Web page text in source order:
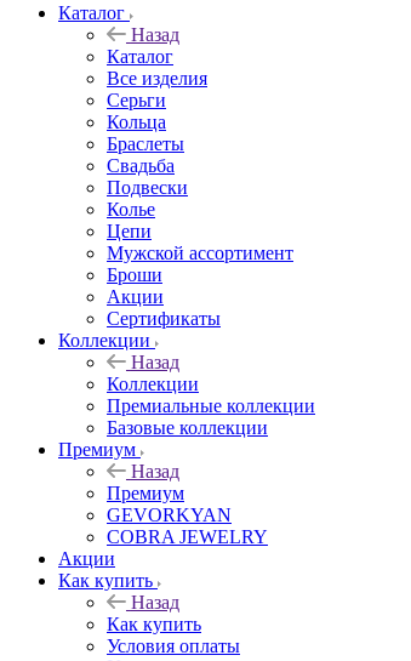
Каталог
Назад
Каталог
Все изделия
Серьги
Кольца
Браслеты
Свадьба
Подвески
Колье
Цепи
Мужской ассортимент
Броши
Акции
Сертификаты
Коллекции
Назад
Коллекции
Премиальные коллекции
Базовые коллекции
Премиум
Назад
Премиум
GEVORKYAN
COBRA JEWELRY
Акции
Как купить
Назад
Как купить
Условия оплаты